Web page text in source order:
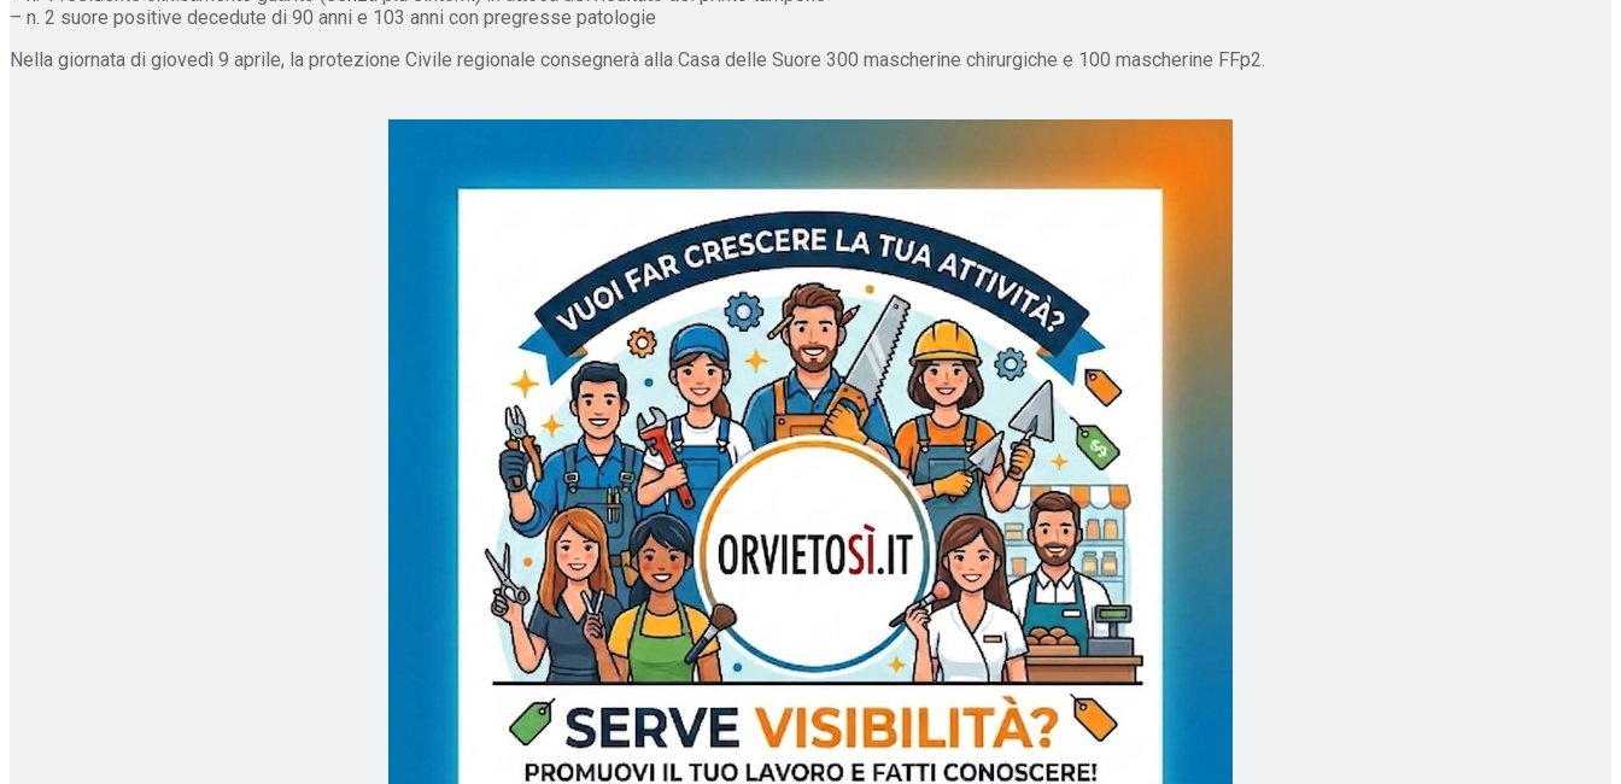
– n. 2 suore positive decedute di 90 anni e 103 anni con pregresse patologie
Nella giornata di giovedì 9 aprile, la protezione Civile regionale consegnerà alla Casa delle Suore 300 mascherine chirurgiche e 100 mascherine FFp2.